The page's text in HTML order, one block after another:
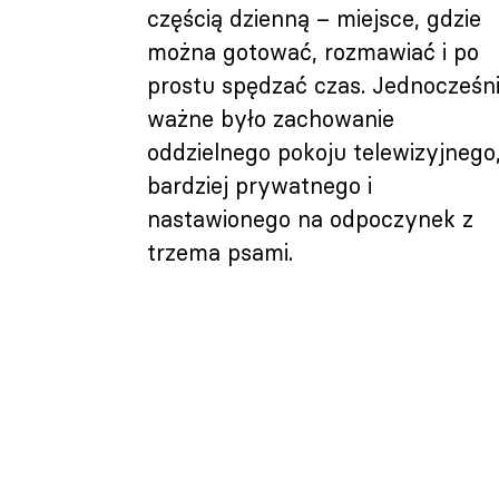
częścią dzienną – miejsce, gdzie
można gotować, rozmawiać i po
prostu spędzać czas.
ważne było zachowanie
oddzielnego pokoju
bardziej prywatnego i
nastawionego na odpoczynek z
trzema psami.